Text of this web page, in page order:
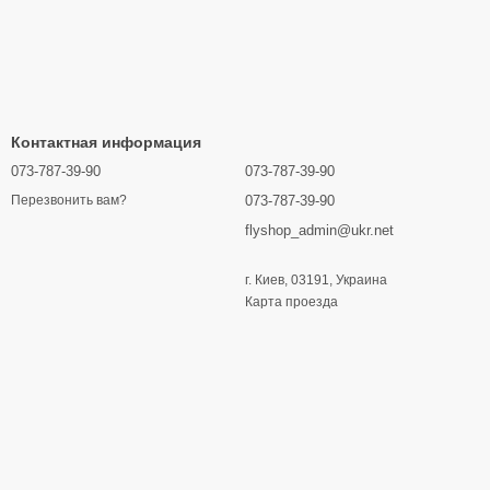
Контактная информация
073-787-39-90
Перезвонить вам?
073-787-39-90
073-787-39-90
flyshop_admin@ukr.net
г. Киев, 03191, Украина
Карта проезда